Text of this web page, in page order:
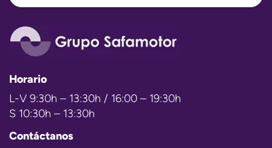
Horario
L-V 9:30h – 13:30h / 16:00 – 19:30h
S 10:30h – 13:30h
Contáctanos